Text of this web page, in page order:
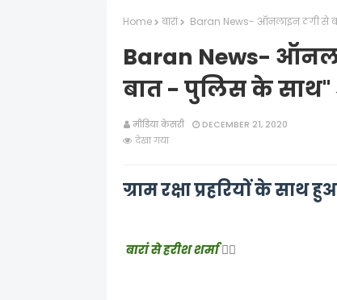
Home बारां Baran News- ऑनलाइन ठगी से
Baran News-
बात - पुलिस के
मीडिया केसरी
DECEMBER 21, 2020
देखा गया
ग्राम रक्षा प्रहरियों के साथ
बारां से हरीश शर्मा✍🏻